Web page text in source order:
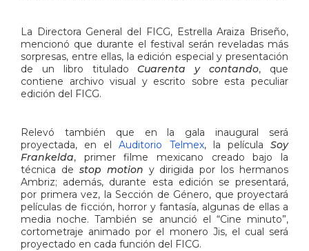
La Directora General del FICG, Estrella Araiza Briseño,
mencionó que durante el festival serán reveladas más
sorpresas, entre ellas, la edición especial y presentación
de un libro tituladoCuarenta y contando, que
contiene archivo visual y escrito sobre esta peculiar
edición del FICG.
Relevó también que en la gala inaugural será
proyectada, en elAuditorio Telmex, la películaSoy
Frankelda, primer filme mexicano creado bajo la
técnica de stop motion y dirigida por los hermanos
Ambriz; además, durante esta edición se presentará,
por primera vez, la Sección de Género, que proyectará
películas de ficción, horror y fantasía, algunas de ellas a
media noche. También se anunció el “Cine minuto”,
cortometraje animado por el monero Jis, el cual será
proyectado en cada función del FICG.